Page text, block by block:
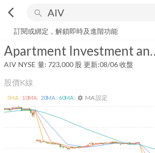
arrow_back_ios search
Apartment Investment and Management
訂閱或綁定，解鎖即時及進階功能
Apartment
AIV NYSE 量: 723,000 股 更新:08/06 收盤
股價K線
5MA: 10MA: 20MA: 60MA: settings MA 設定